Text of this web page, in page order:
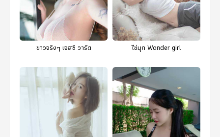
ขาวจริงๆ เจสซี วาร์ด ไข่มุก Wonder girl